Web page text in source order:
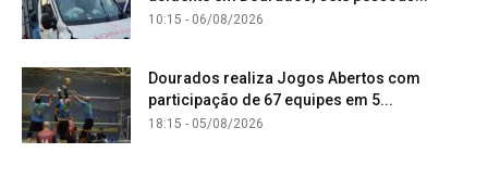
10:15 - 06/08/2026
Dourados realiza Jogos Abertos com
participação de 67 equipes em 5...
18:15 - 05/08/2026